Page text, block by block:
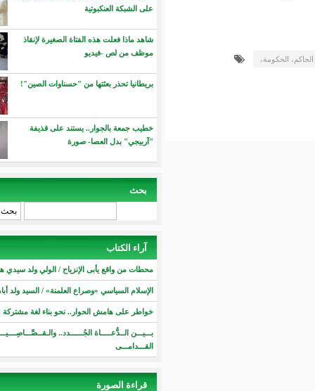
على الشبكة العنكبوتية
شاهد ماذا فعلت هذه الفتاة الصغيرة لإنقاذ
موظف من لص -فيديو
بريطانيا تحذر بعثتها من "حسناوات الصين"!
خطيب جمعة بالجوار.. يستند على قذيفة
"آربيجي" بدل العصا- صورة
محطات من واقع يأبى الإنزياح / الولي ولد سيدي هيبه
الإسلام السياسي «وصراع العلمنة» / السيد ولد أباه
خواطر على هامش الحوار.. نحو بناء لغة مشتركة "مقال"
بـــيـــن الــدُّعـــــاة الجُــــــدد.. والـقــصَّـــاصِــــيـــن
قراءة الصورة